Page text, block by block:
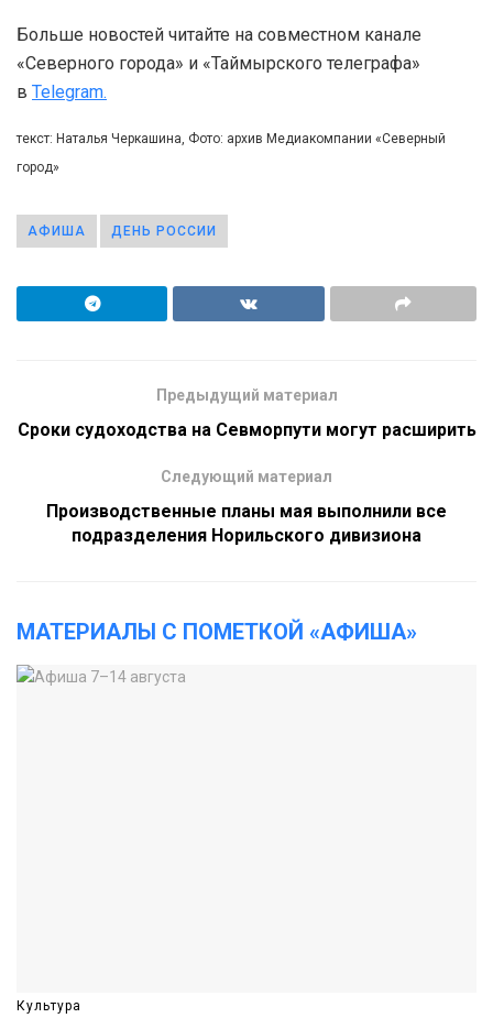
Больше новостей читайте на совместном канале
«Северного города» и «Таймырского телеграфа»
в Telegram.
текст: Наталья Черкашина, Фото: архив Медиакомпании «Северный
город»
АФИША ДЕНЬ РОССИИ
Предыдущий материал
Сроки судоходства на Севморпути могут расширить
Следующий материал
Производственные планы мая выполнили все
подразделения Норильского дивизиона
МАТЕРИАЛЫ С ПОМЕТКОЙ «АФИША»
Культура